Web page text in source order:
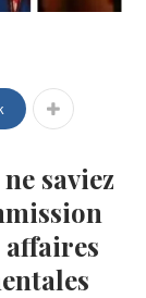
saviez
affaires